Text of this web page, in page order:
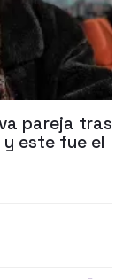
pareja tras
y este fue el